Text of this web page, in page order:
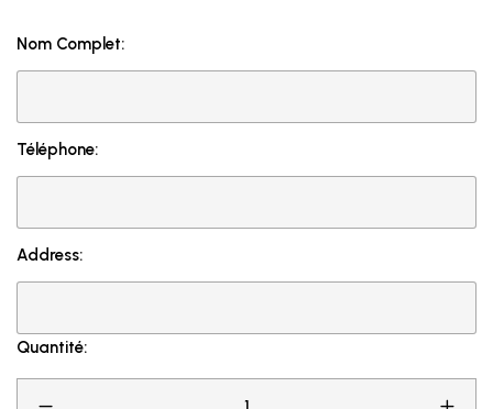
Nom Complet:
Téléphone:
Address:
Quantité: